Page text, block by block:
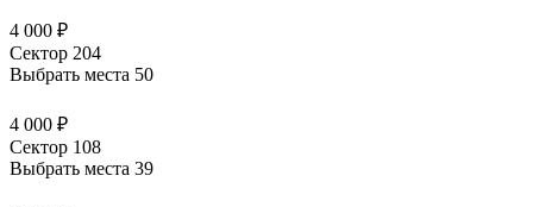
4 000 ₽
Сектор 204
Выбрать места 50
4 000 ₽
Сектор 108
Выбрать места 39